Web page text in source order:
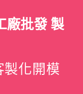
廠批發 製
製化開模